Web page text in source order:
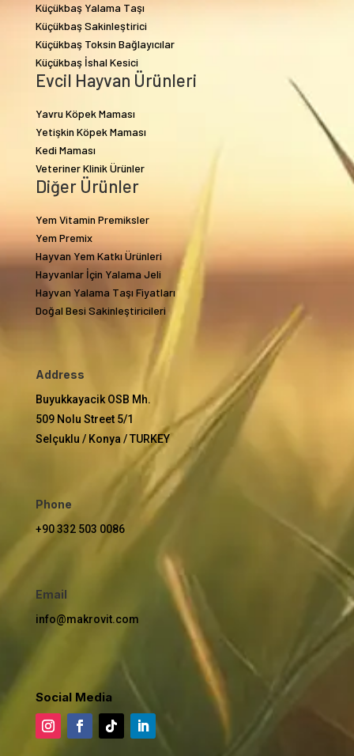
Küçükbaş Yalama Taşı
Küçükbaş Sakinleştirici
Küçükbaş Toksin Bağlayıcılar
Küçükbaş İshal Kesici
Evcil Hayvan Ürünleri
Yavru Köpek Maması
Yetişkin Köpek Maması
Kedi Maması
Veteriner Klinik Ürünler
Diğer Ürünler
Yem Vitamin Premiksler
Yem Premix
Hayvan Yem Katkı Ürünleri
Hayvanlar İçin Yalama Jeli
Hayvan Yalama Taşı Fiyatları
Doğal Besi Sakinleştiricileri
Address
Buyukkayacik OSB Mh.
509 Nolu Street 5/1
Selçuklu / Konya / TURKEY
Phone
+90 332 503 0086
Email
info@makrovit.com
Social Media